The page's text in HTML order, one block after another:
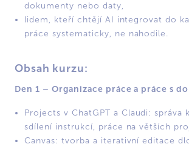
dokumenty nebo daty,
lidem, kteří chtějí AI integrovat do
práce systematicky, ne nahodile.
Obsah kurzu:
Den 1 – Organizace práce a práce s
Projects v ChatGPT a Claudi: správa
sdílení instrukcí, práce na větších
Canvas: tvorba a iterativní editace